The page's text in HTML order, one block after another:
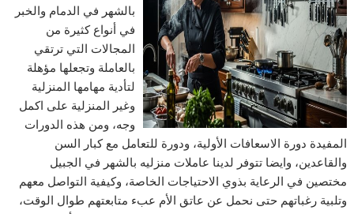
بالشهر في الدمام والخبر
في أنواع كثيرة من
المجالات التي ترتقي
بالعاملة وتجعلها مؤهلة
لتأدية مهامها المنزلية
وغير المنزلية على اكمل
وجه، ومن هذه الدورات
المفيدة دورة الاسعافات الأولية، ودورة للتعامل مع كبار السن
والقاعدين، وايضا تتوفر لدينا عاملات منزليه بالشهر في الجبيل
مختصين في الرعاية بذوي الاحتياجات الخاصة، وكيفية التواصل معهم
وتلبية رغباتهم حتى نحمل عن عاتق الأم عبء متابعتهم طوال الوقت،